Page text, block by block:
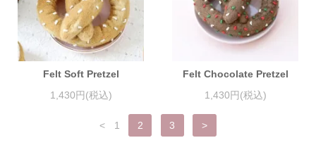
Felt Soft Pretzel
1,430円(税込)
Felt Chocolate Pretzel
1,430円(税込)
< 1 2 3 >